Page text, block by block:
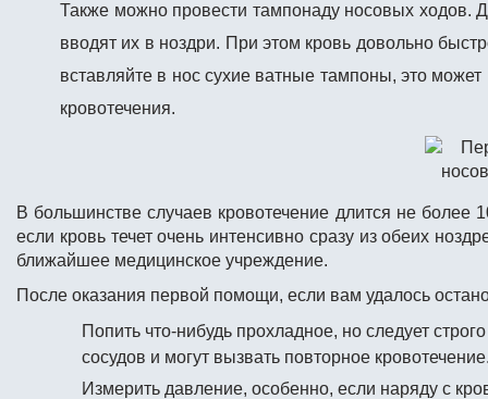
Также можно провести тампонаду носовых ходов.
вводят их в ноздри. При этом кровь довольно
вставляйте в нос сухие ватные тампоны, это
кровотечения.
В большинстве случаев кровотечение длится не более
если кровь течет очень интенсивно сразу из обеих
ближайшее медицинское учреждение.
После оказания первой помощи, если вам удалось
Попить что-нибудь прохладное, но следует
сосудов и могут вызвать повторное
Измерить давление, особенно, если наряду с